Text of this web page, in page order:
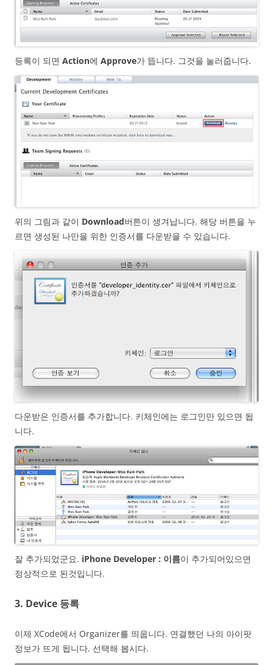
등록이 되면 Action에 Approve가 뜹니다. 그것을 눌러줍니다.
위의 그림과 같이 Download버튼이 생겨납니다. 해당 버튼을 누
르면 생성된 나만을 위한 인증서를 다운받을 수 있습니다.
다운받은 인증서를 추가합니다. 키체인에는 로그인만 있으면 됩
니다.
잘 추가되었군요. iPhone Developer : 이름이 추가되어있으면
정상적으로 된것입니다.
3. Device 등록
이제 XCode에서 Organizer를 띄웁니다. 연결했던 나의 아이팟
정보가 뜨게 됩니다. 선택해 봅시다.